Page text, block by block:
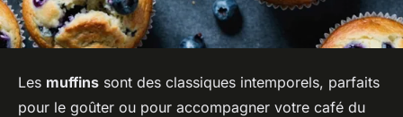
Les muffins sont des classiques intemporels, parfaits
pour le goûter ou pour accompagner votre café du